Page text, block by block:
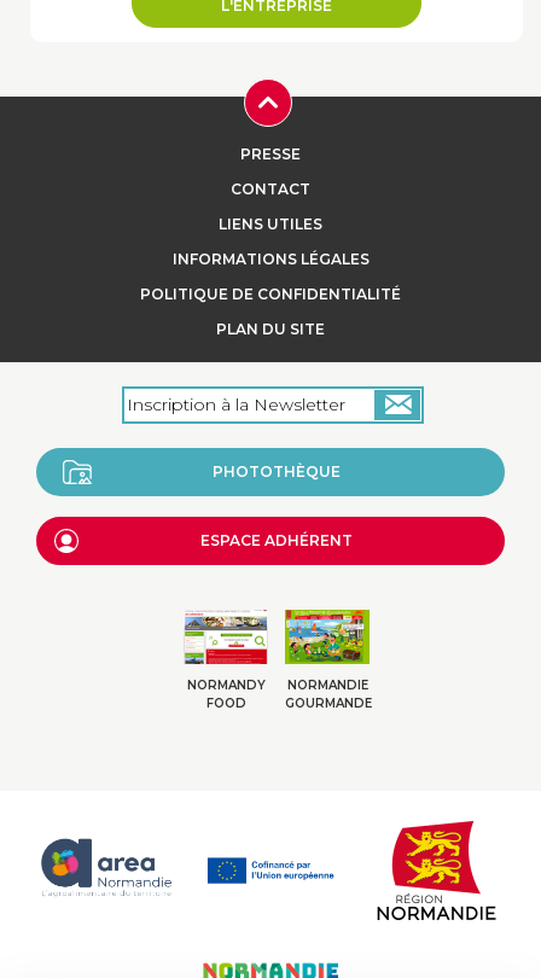
L'ENTREPRISE
PRESSE
CONTACT
LIENS UTILES
INFORMATIONS LÉGALES
POLITIQUE DE CONFIDENTIALITÉ
PLAN DU SITE
PHOTOTHÈQUE
ESPACE ADHÉRENT
NORMANDY
FOOD
NORMANDIE
GOURMANDE